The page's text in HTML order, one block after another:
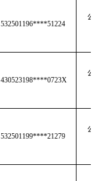
532501196****51224
公共
430523198****0723X
公共
532501199****21279
公共